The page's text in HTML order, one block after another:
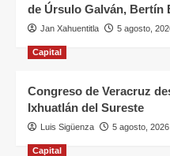
de Úrsulo Galván, Bertín
Jan Xahuentitla 5 agosto,
Capital
Congreso de Veracruz
Ixhuatlán del Sureste
Luis Sigüenza 5 agosto, 2026
Capital